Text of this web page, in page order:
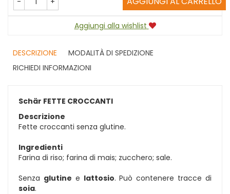
Aggiungi alla wishlist
DESCRIZIONE
MODALITÀ DI SPEDIZIONE
RICHIEDI INFORMAZIONI
Schär FETTE CROCCANTI
Descrizione
Fette croccanti senza glutine.
Ingredienti
Farina di riso; farina di mais; zucchero; sale.
Senza glutine e lattosio. Può contenere tracce di
soia.